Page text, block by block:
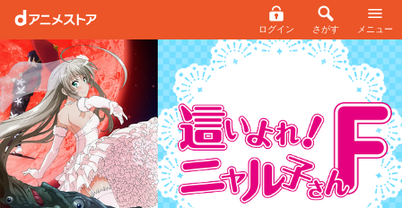
ログイン さがす メニュー